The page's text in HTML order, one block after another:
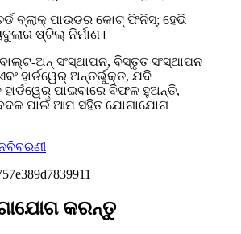
ବ୍ଲାକ୍ ପାଉଡର କୋଟ୍ ଫିନିସ୍; ହେଭି
ଷ୍ଟିଲ୍ ନିର୍ମାଣ।
ଅନ୍ ସଂସ୍ଥାପନ, ​​ବିସ୍ତୃତ ସଂସ୍ଥାପନ
ହାର୍ଡୱେର୍ ଅନ୍ତର୍ଭୁକ୍ତ, ଯଦି
ହାର୍ଡୱେର୍ ପାଇବାରେ ବିଫଳ ହୁଅନ୍ତି,
ପାଇଁ ଆମ ସହିତ ଯୋଗାଯୋଗ
ବିବରଣୀ
କରନ୍ତୁ